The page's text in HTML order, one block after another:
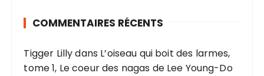
e
p
COMMENTAIRES RÉCENTS
Tigger Lillydans L’oiseau qui boit des larmes,
tome 1, Le coeur des nagas de Lee Young-Do